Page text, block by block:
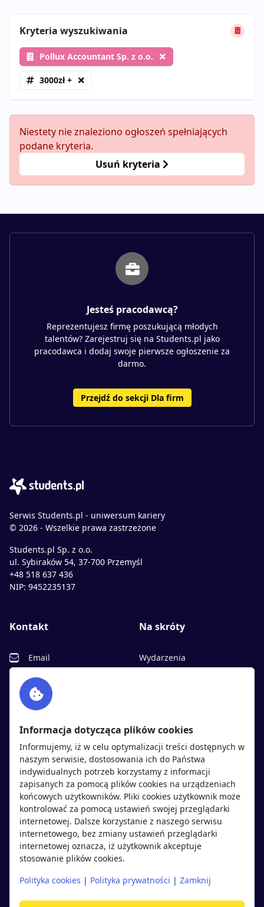
Kryteria wyszukiwania
Pollux Accountant Sp. z o.o.
3000zł +
Niestety nie znaleziono ogłoszeń spełniających
podane kryteria.
Usuń kryteria
Jesteś pracodawcą?
Reprezentujesz firmę poszukującą młodych
talentów? Zarejestruj się na Students.pl jako
pracodawca i dodaj swoje pierwsze ogłoszenie za
darmo.
Przejdź do sekcji Dla firm
Serwis Students.pl - uniwersum kariery
© 2026 - Wszelkie prawa zastrzeżone
Students.pl Sp. z o.o.
ul. Sybiraków 54, 37-700 Przemyśl
+48 518 637 436
NIP: 9452235137
Kontakt
Email
Facebook
Twitter
Na skróty
Wydarzenia
Polityka cookies
Polityka prywatności
Kandydaci
Regulamin kandydata
Oferty pracy
Pracodawcy
Opinie o pracodawcach
Blog
Pracodawcy
Regulamin pracodawcy
Dodaj ogłoszenie
Informacja dotycząca plików cookies
Informujemy, iż w celu optymalizacji treści dostępnych w
naszym serwisie, dostosowania ich do Państwa
indywidualnych potrzeb korzystamy z informacji
zapisanych za pomocą plików cookies na urządzeniach
końcowych użytkowników. Pliki cookies użytkownik może
kontrolować za pomocą ustawień swojej przeglądarki
internetowej. Dalsze korzystanie z naszego serwisu
internetowego, bez zmiany ustawień przeglądarki
internetowej oznacza, iż użytkownik akceptuje
stosowanie plików cookies.
Polityka cookies | Polityka prywatności | Zamknij